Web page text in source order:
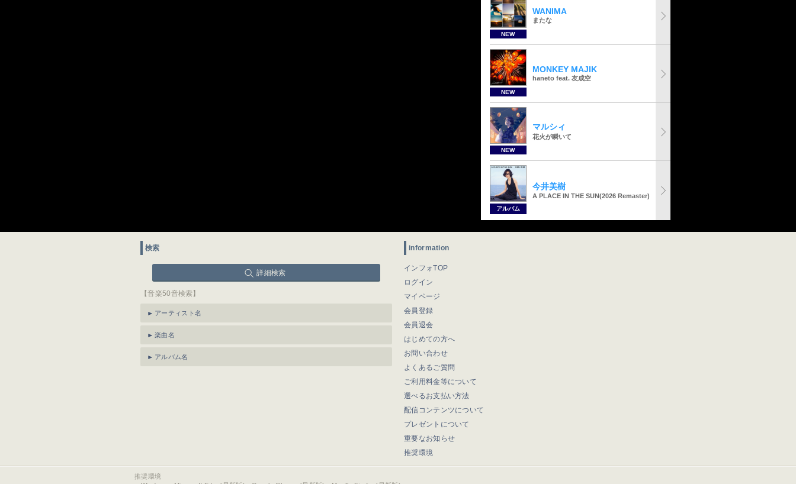
NEW
WANIMA
またな
NEW
MONKEY MAJIK
haneto feat. 友成空
NEW
マルシィ
花火が瞬いて
アルバム
今井美樹
A PLACE IN THE SUN(2026 Remaster)
検索
詳細検索
【音楽50音検索】
アーティスト名
楽曲名
アルバム名
information
インフォTOP
ログイン
マイページ
会員登録
会員退会
はじめての方へ
お問い合わせ
よくあるご質問
ご利用料金等について
選べるお支払い方法
配信コンテンツについて
プレゼントについて
重要なお知らせ
推奨環境
推奨環境